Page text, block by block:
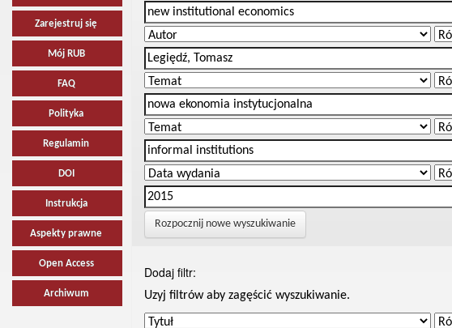
Zarejestruj się
Mój RUB
FAQ
Polityka
Regulamin
DOI
Instrukcja
Aspekty prawne
Open Access
Archiwum
Rozpocznij nowe wyszukiwanie
Dodaj filtr:
Uzyj filtrów aby zagęścić wyszukiwanie.